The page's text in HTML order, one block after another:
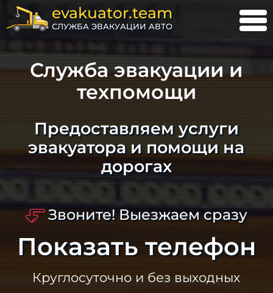
evakuator.team
СЛУЖБА ЭВАКУАЦИИ АВТО
Служба эвакуации и
техпомощи
Предоставляем услуги
эвакуатора и помощи на
дорогах
Звоните! Выезжаем сразу
Показать телефон
Круглосуточно и без выходных